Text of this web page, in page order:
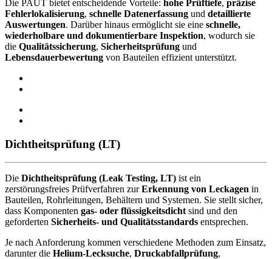
Die PAUT bietet entscheidende Vorteile: hohe Prüftiefe, präzise
Fehlerlokalisierung, schnelle Datenerfassung und detaillierte
Auswertungen. Darüber hinaus ermöglicht sie eine schnelle,
wiederholbare und dokumentierbare Inspektion, wodurch sie
die Qualitätssicherung, Sicherheitsprüfung und
Lebensdauerbewertung von Bauteilen effizient unterstützt.
Dichtheitsprüfung (LT)
Die Dichtheitsprüfung (Leak Testing, LT) ist ein
zerstörungsfreies Prüfverfahren zurErkennung von Leckagen in
Bauteilen, Rohrleitungen, Behältern und Systemen. Sie stellt sicher,
dass Komponenten gas- oder flüssigkeitsdichtsind und den
geforderten Sicherheits- und Qualitätsstandards entsprechen.
Je nach Anforderung kommen verschiedene Methoden zum Einsatz,
darunter die Helium-Lecksuche, Druckabfallprüfung,